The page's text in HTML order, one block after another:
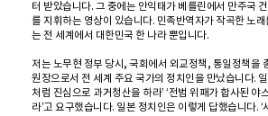
터 받았습니다. 그 중에는 안익태가 베를린에서 만주국
를 지휘하는 영상이 있습니다. 민족반역자가 작곡한 노
는 전 세계에서 대한민국 한 나라 뿐입니다.
저는 노무현 정부 당시, 국회에서 외교정책, 통일정책을
원장으로서 전 세계 주요 국가의 정치인을 만났습니다.
처럼 진심으로 과거청산을 하라’ ‘전범 위패가 합사된 야
라’고 요구했습니다. 일본 정치인은 이렇게 답했습니다. ‘